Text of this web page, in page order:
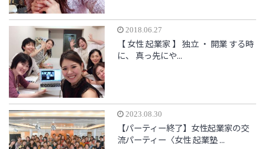
2018.06.27
【 女性 起業家 】 独立 ・ 開業 する時
に、 真っ先にや...
2023.08.30
【パーティー終了】女性起業家の交
流パーティー〈女性 起業塾 ...